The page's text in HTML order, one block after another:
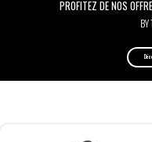
PROFITEZ DE NOS